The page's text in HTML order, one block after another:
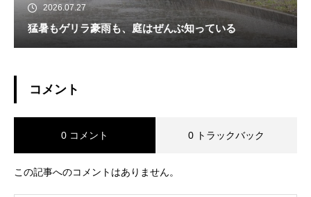
2026.07.27
猛暑もゲリラ豪雨も、庭はぜんぶ知っている
コメント
0 コメント 0 トラックバック
この記事へのコメントはありません。